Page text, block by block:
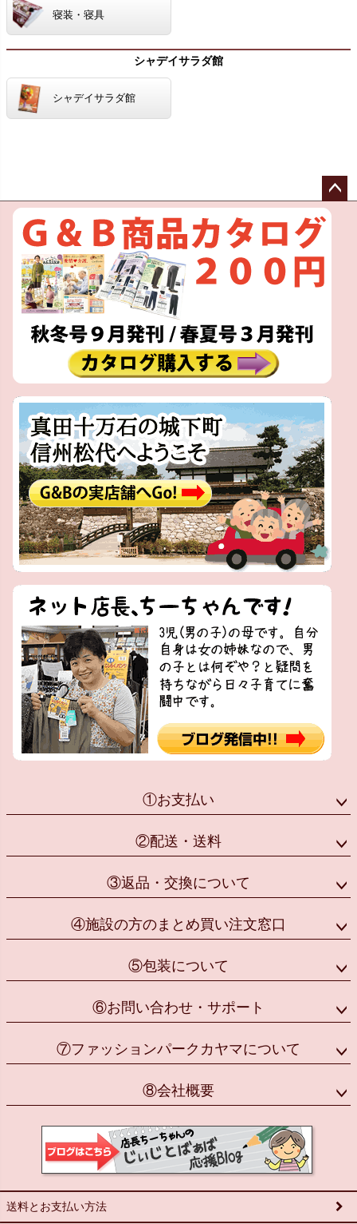
寝装・寝具
シャデイサラダ館
シャデイサラダ館
ペー
へ
①お支払い
②配送・送料
③返品・交換について
④施設の方のまとめ買い注文窓口
⑤包装について
⑥お問い合わせ・サポート
⑦ファッションパークカヤマについて
⑧会社概要
送料とお支払い方法